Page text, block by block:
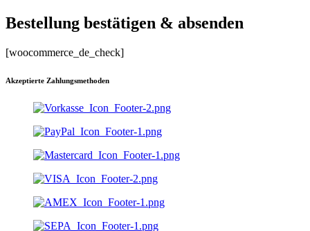
Bestellung bestätigen & absenden
[woocommerce_de_check]
Akzeptierte Zahlungsmethoden